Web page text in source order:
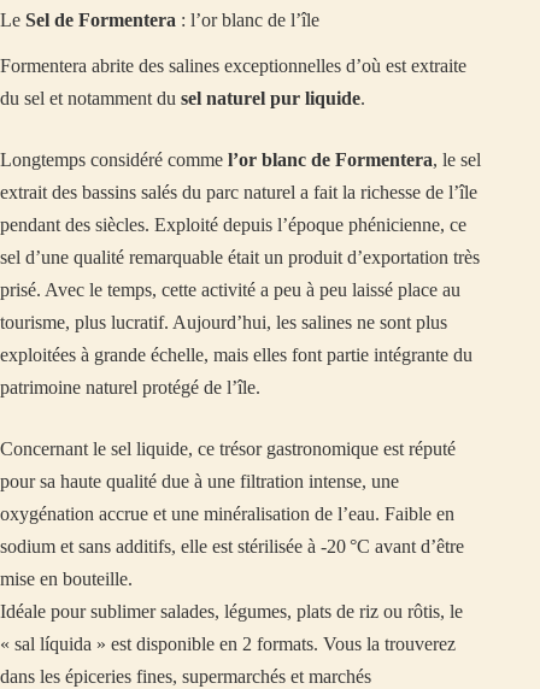
Le Sel de Formentera : l’or blanc de l’île
Formentera abrite des salines exceptionnelles d’où est extraite
du sel et notamment du sel naturel pur liquide.
Longtemps considéré comme l’or blanc de Formentera, le sel
extrait des bassins salés du parc naturel a fait la richesse de l’île
pendant des siècles. Exploité depuis l’époque phénicienne, ce
sel d’une qualité remarquable était un produit d’exportation très
prisé. Avec le temps, cette activité a peu à peu laissé place au
tourisme, plus lucratif. Aujourd’hui, les salines ne sont plus
exploitées à grande échelle, mais elles font partie intégrante du
patrimoine naturel protégé de l’île.
Concernant le sel liquide, ce trésor gastronomique est réputé
pour sa haute qualité due à une filtration intense, une
oxygénation accrue et une minéralisation de l’eau. Faible en
sodium et sans additifs, elle est stérilisée à -20 °C avant d’être
mise en bouteille.
Idéale pour sublimer salades, légumes, plats de riz ou rôtis, le
« sal líquida » est disponible en 2 formats. Vous la trouverez
dans les épiceries fines, supermarchés et marchés